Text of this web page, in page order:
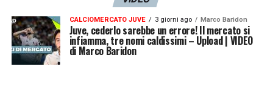
23 Bassino
25 Ngana
CALCIOMERCATO JUVE 3 giorni ago Marco Baridon
Juve, cederlo sarebbe un errore! Il mercato si
infiamma, tre nomi caldissimi – Upload | VIDEO
di Marco Baridon